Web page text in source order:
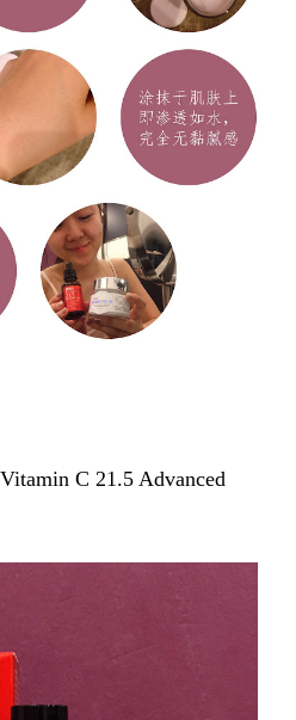
C 21.5 Advanced